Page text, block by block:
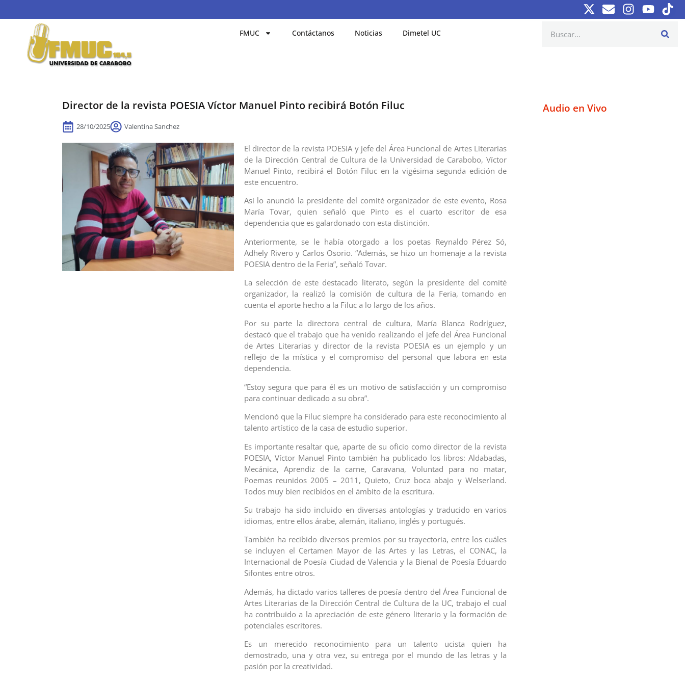
FMUC Contáctanos Noticias Dimetel UC
Director de la revista POESIA Víctor Manuel Pinto recibirá Botón Filuc
28/10/2025 Valentina Sanchez
El director de la revista POESIA y jefe del Área Funcional de Artes Literarias
de la Dirección Central de Cultura de la Universidad de Carabobo, Víctor
Manuel Pinto, recibirá el Botón Filuc en la vigésima segunda edición de
este encuentro.
Así lo anunció la presidente del comité organizador de este evento, Rosa
María Tovar, quien señaló que Pinto es el cuarto escritor de esa
dependencia que es galardonado con esta distinción.
Anteriormente, se le había otorgado a los poetas Reynaldo Pérez Só,
Adhely Rivero y Carlos Osorio. “Además, se hizo un homenaje a la revista
POESIA dentro de la Feria”, señaló Tovar.
La selección de este destacado literato, según la presidente del comité
organizador, la realizó la comisión de cultura de la Feria, tomando en
cuenta el aporte hecho a la Filuc a lo largo de los años.
Por su parte la directora central de cultura, María Blanca Rodríguez,
destacó que el trabajo que ha venido realizando el jefe del Área Funcional
de Artes Literarias y director de la revista POESIA es un ejemplo y un
reflejo de la mística y el compromiso del personal que labora en esta
dependencia.
“Estoy segura que para él es un motivo de satisfacción y un compromiso
para continuar dedicado a su obra”.
Mencionó que la Filuc siempre ha considerado para este reconocimiento al
talento artístico de la casa de estudio superior.
Es importante resaltar que, aparte de su oficio como director de la revista
POESIA, Víctor Manuel Pinto también ha publicado los libros: Aldabadas,
Mecánica, Aprendiz de la carne, Caravana, Voluntad para no matar,
Poemas reunidos 2005 – 2011, Quieto, Cruz boca abajo y Welserland.
Todos muy bien recibidos en el ámbito de la escritura.
Su trabajo ha sido incluido en diversas antologías y traducido en varios
idiomas, entre ellos árabe, alemán, italiano, inglés y portugués.
También ha recibido diversos premios por su trayectoria, entre los cuáles
se incluyen el Certamen Mayor de las Artes y las Letras, el CONAC, la
Internacional de Poesía Ciudad de Valencia y la Bienal de Poesía Eduardo
Sifontes entre otros.
Además, ha dictado varios talleres de poesía dentro del Área Funcional de
Artes Literarias de la Dirección Central de Cultura de la UC, trabajo el cual
ha contribuido a la apreciación de este género literario y la formación de
potenciales escritores.
Es un merecido reconocimiento para un talento ucista quien ha
demostrado, una y otra vez, su entrega por el mundo de las letras y la
pasión por la creatividad.
Audio en Vivo